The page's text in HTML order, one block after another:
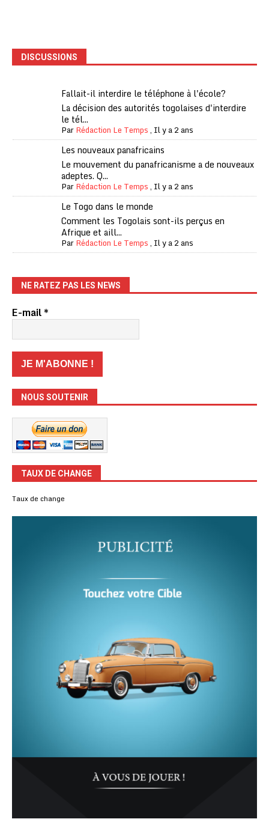
DISCUSSIONS
Fallait-il interdire le téléphone à l'école?
La décision des autorités togolaises d'interdire
le tél...
ParRédaction Le Temps, Il y a 2 ans
Les nouveaux panafricains
Le mouvement du panafricanisme a de nouveaux
adeptes. Q...
ParRédaction Le Temps, Il y a 2 ans
Le Togo dans le monde
Comment les Togolais sont-ils perçus en
Afrique et aill...
ParRédaction Le Temps, Il y a 2 ans
NE RATEZ PAS LES NEWS
E-mail*
NOUS SOUTENIR
TAUX DE CHANGE
Taux de change